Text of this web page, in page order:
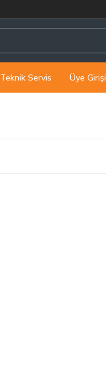
Teknik Servis Üye Girişi